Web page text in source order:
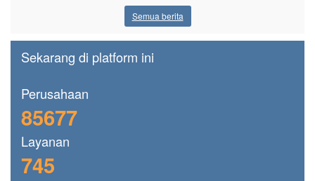
Semua berita
Sekarang di platform ini
Perusahaan
85677
Layanan
745